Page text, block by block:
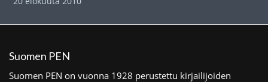
Suomen PEN
Suomen PEN on vuonna 1928 perustettu kirjailijoiden